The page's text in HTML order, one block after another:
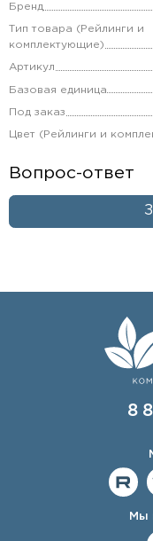
Бренд
Тип товара (Рейлинги и
комплектующие)
Артикул
Базовая единица
Под заказ
Цвет (Рейлинги и
Вопрос-ответ
8
Мы